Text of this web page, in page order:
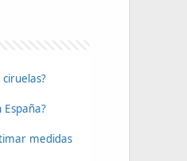
medidas